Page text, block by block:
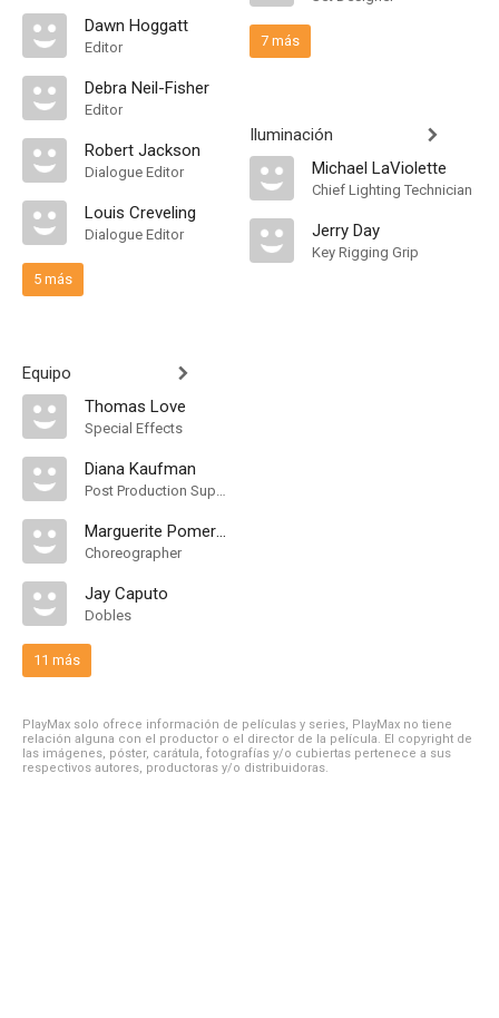
Dawn Hoggatt
Editor
Debra Neil-Fisher
Editor
Robert Jackson
Dialogue Editor
Louis Creveling
Dialogue Editor
5 más
Equipo
Thomas Love
Special Effects
Diana Kaufman
Post Production Supervisor
Marguerite Pomerhn Derricks
Choreographer
Jay Caputo
Dobles
11 más
7 más
Iluminación
Michael LaViolette
Chief Lighting Technician
Jerry Day
Key Rigging Grip
PlayMax solo ofrece información de películas y series, PlayMax no tiene
relación alguna con el productor o el director de la película. El copyright de
las imágenes, póster, carátula, fotografías y/o cubiertas pertenece a sus
respectivos autores, productoras y/o distribuidoras.